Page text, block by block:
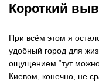
Короткий
При всём этом я
удобный город для
ощущением “тут
Киевом, конечно, не